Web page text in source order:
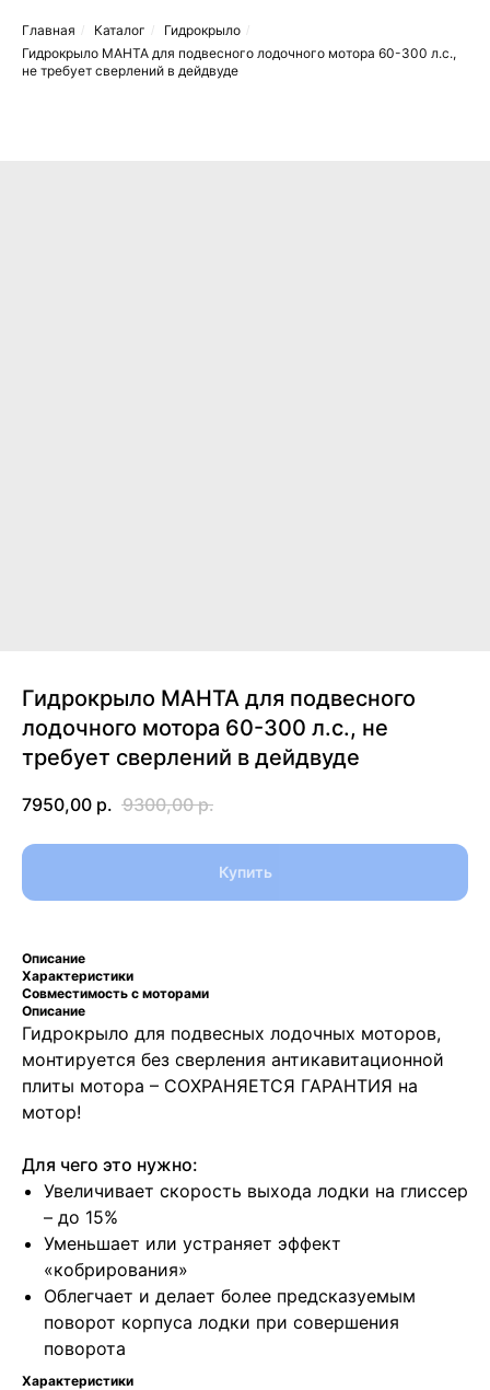
Главная Каталог Гидрокрыло
Гидрокрыло МАНТА для подвесного лодочного мотора 60-300 л.с.,
не требует сверлений в дейдвуде
Гидрокрыло МАНТА для подвесного
лодочного мотора 60-300 л.с., не
требует сверлений в дейдвуде
7950,00 р. 9300,00 р.
Купить
Описание
Характеристики
Совместимость с моторами
Описание
Гидрокрыло для подвесных лодочных моторов,
монтируется без сверления антикавитационной
плиты мотора – СОХРАНЯЕТСЯ ГАРАНТИЯ на
мотор!
Для чего это нужно:
Увеличивает скорость выхода лодки на глиссер
– до 15%
Уменьшает или устраняет эффект
«кобрирования»
Облегчает и делает более предсказуемым
поворот корпуса лодки при совершения
поворота
Характеристики